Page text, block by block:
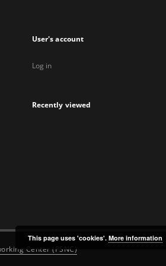
User's account
Log in
Recently viewed
Center (PSNC)
This page uses 'cookies'. More information